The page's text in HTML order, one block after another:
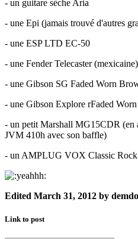
- un guitare sèche Aria
- une Epi (jamais trouvé d'autres
- une ESP LTD EC-50
- une Fender Telecaster (mexicaine)
- une Gibson SG Faded Worn
- une Gibson Explore rFaded
- un petit Marshall MG15CDR (en
JVM 410h avec son baffle)
- un AMPLUG VOX Classic Rock
Edited March 31, 2012 by
Link to post